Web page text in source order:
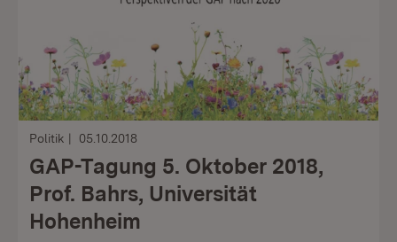
Politik 05.10.2018
GAP-Tagung 5. Oktober 2018,
Prof. Bahrs, Universität
Hohenheim